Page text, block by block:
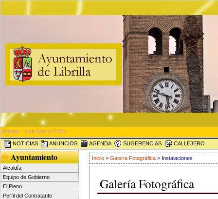
Sabado - 8 de Agosto 2026
NOTICIAS ANUNCIOS AGENDA SUGERENCIAS CALLEJERO
Ayuntamiento
Alcaldía
Equipo de Gobierno
El Pleno
Perfil del Contratante
Inicio > Galería Fotográfica> Instalaciones
Galería Fotográfica